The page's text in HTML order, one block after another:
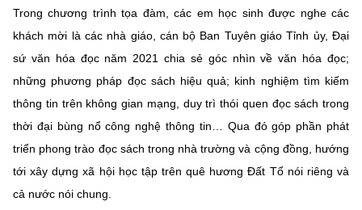
Trong chương trình tọa đàm, các em học sinh được nghe các
khách mời là các nhà giáo, cán bộ Ban Tuyên giáo Tỉnh ủy, Đại
sứ văn hóa đọc năm 2021 chia sẻ góc nhìn về văn hóa đọc;
những phương pháp đọc sách hiệu quả; kinh nghiệm tìm kiếm
thông tin trên không gian mạng, duy trì thói quen đọc sách trong
thời đại bùng nổ công nghệ thông tin… Qua đó góp phần phát
triển phong trào đọc sách trong nhà trường và cộng đồng, hướng
tới xây dựng xã hội học tập trên quê hương Đất Tổ nói riêng và
cả nước nói chung.